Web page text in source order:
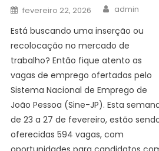
Posted
on
fevereiro 22, 2026 Author
admin
Está buscando uma inserção ou
recolocação no mercado de
trabalho? Então fique atento as
vagas de emprego ofertadas pelo
Sistema Nacional de Emprego de
João Pessoa (Sine-JP). Esta
de 23 a 27 de fevereiro, estão
oferecidas 594 vagas, com